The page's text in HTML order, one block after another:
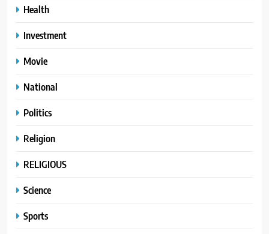
Health
Investment
Movie
National
Politics
Religion
RELIGIOUS
Science
Sports